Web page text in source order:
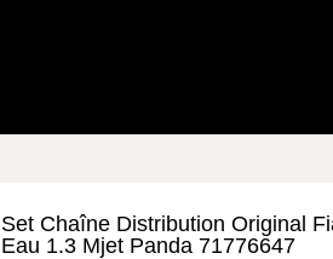
Set Chaîne Distribution Original
Eau 1.3 Mjet Panda 71776647